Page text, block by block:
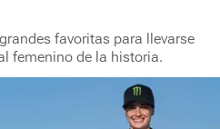
favoritas para llevarse
femenino de la historia.